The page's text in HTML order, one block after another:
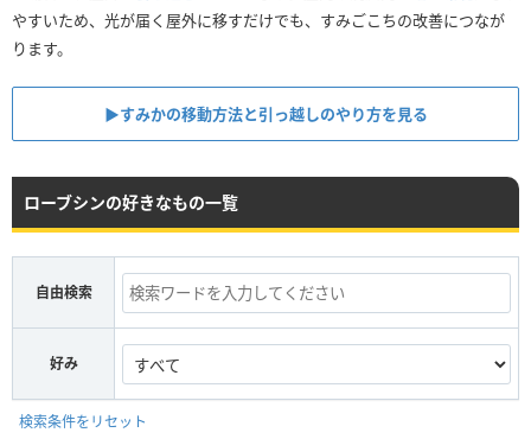
やすいため、光が届く屋外に移すだけでも、すみごこちの改善につなが
ります。
▶︎すみかの移動方法と引っ越しのやり方を見る
ローブシンの好きなもの一覧
自由検索
好み
検索条件をリセット